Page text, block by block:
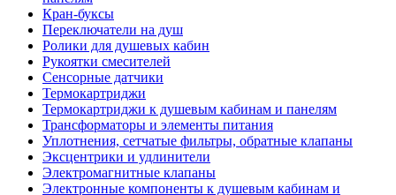
Кран-буксы
Переключатели на душ
Ролики для душевых кабин
Рукоятки смесителей
Сенсорные датчики
Термокартриджи
Термокартриджи к душевым кабинам и панелям
Трансформаторы и элементы питания
Уплотнения, сетчатые фильтры, обратные клапаны
Эксцентрики и удлинители
Электромагнитные клапаны
Электронные компоненты к душевым кабинам и